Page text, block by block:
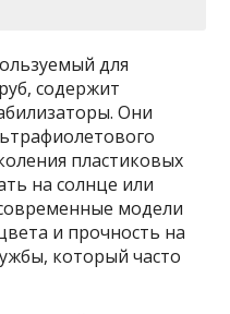
для
содержит
Они
пластиковых
на солнце или
модели
и прочность на
который часто